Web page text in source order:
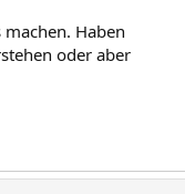
Haben
oder aber